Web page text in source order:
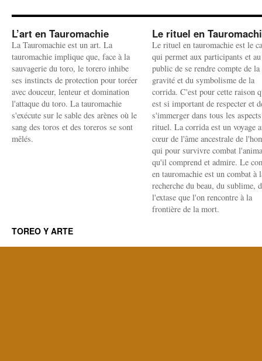
L’art en Tauromachie
La Tauromachie est un art. La
tauromachie implique que, face à la
sauvagerie du toro, le torero inhibe
ses instincts de protection pour toréer
avec douceur, lenteur et domination
l'attaque du toro. La tauromachie
s'exécute sur le sable des arènes où le
sang des toros et des toreros se sont
mêlés.
Le rituel en
Le rituel en tauromachie est le
qui permet aux participants et au
public de se rendre compte de la
gravité et du symbolisme de la
corrida. C'est pour cette raison
est si important de respecter et
s'immerger dans tous les
rituel. La corrida est un voyage
cœur de l'âme ancestrale de
qui pour survivre combat
qu'il comprend et admire. Le
en tauromachie est un combat à
recherche du beau, du sublime,
l'extase que l'on rencontre à la
frontière de la mort.
TOREO Y ARTE